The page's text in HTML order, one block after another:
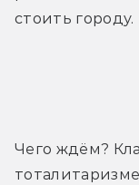
стоить городу.
Чего ждём?